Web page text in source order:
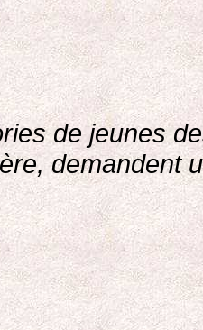
de jeunes
demandent